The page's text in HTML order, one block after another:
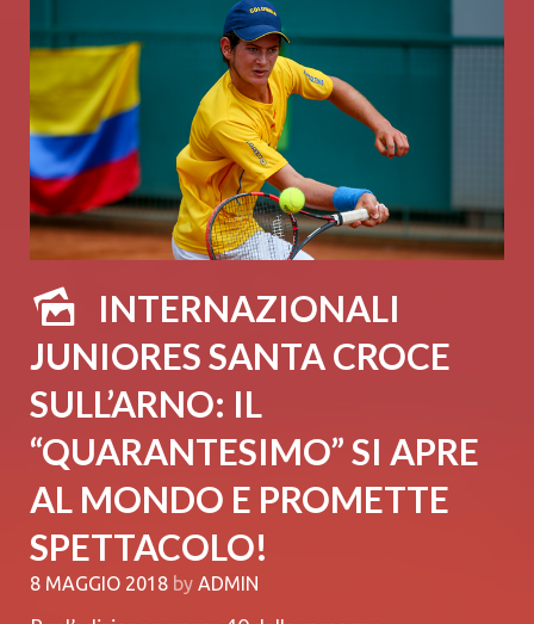
INTERNAZIONALI
JUNIORES SANTA CROCE
SULL’ARNO: IL
“QUARANTESIMO” SI APRE
AL MONDO E PROMETTE
SPETTACOLO!
8 MAGGIO 2018 by ADMIN